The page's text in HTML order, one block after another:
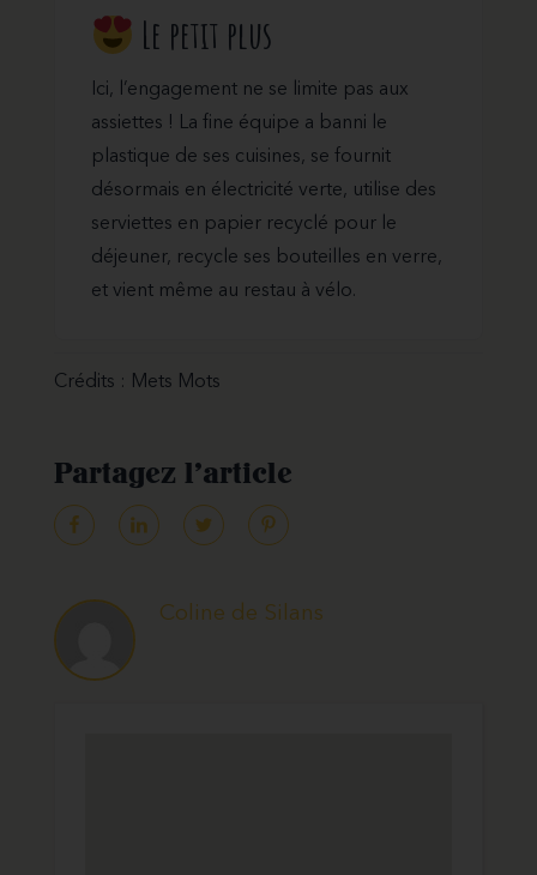
Le petit plus
Ici, l’engagement ne se limite pas aux
assiettes ! La fine équipe a banni le
plastique de ses cuisines, se fournit
désormais en électricité verte, utilise des
serviettes en papier recyclé pour le
déjeuner, recycle ses bouteilles en verre,
et vient même au restau à vélo.
Crédits : Mets Mots
Coline de Silans